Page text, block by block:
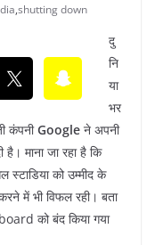
,shutting down
दु
नि
या
भर
कंपनीGoogle ने अपनी
माना जा रहा है कि
स्टाडिया को उम्मीद के
में भी विफल रही। बता
को बंद किया गया